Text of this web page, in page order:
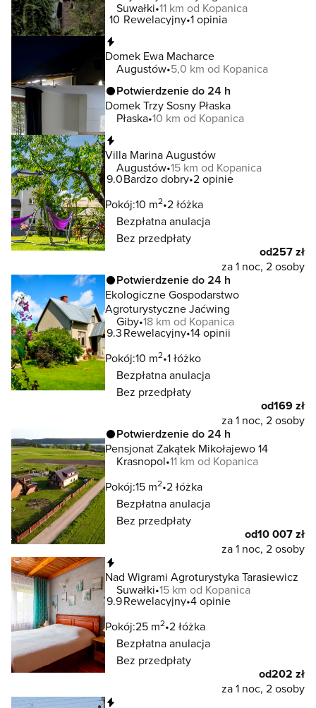
Suwałki 11 km od Kopanica
10 Rewelacyjny 1 opinia
Domek Ewa Macharce
Augustów 5,0 km od Kopanica
Potwierdzenie do 24 h
Domek Trzy Sosny Płaska
Płaska 10 km od Kopanica
Villa Marina Augustów
Augustów 15 km od Kopanica
9.0Bardzo dobry 2 opinie
Pokój:10 m2 2 łóżka
Bezpłatna anulacja
Bez przedpłaty
od257 zł
za 1 noc, 2 osoby
Potwierdzenie do 24 h
Ekologiczne Gospodarstwo
Agroturystyczne Jaćwing
Giby 18 km od Kopanica
9.3Rewelacyjny 14 opinii
Pokój:10 m2 1 łóżko
Bezpłatna anulacja
Bez przedpłaty
od169 zł
za 1 noc, 2 osoby
Potwierdzenie do 24 h
Pensjonat Zakątek Mikołajewo 14
Krasnopol 11 km od Kopanica
Pokój:15 m2 2 łóżka
Bezpłatna anulacja
Bez przedpłaty
od10 007 zł
za 1 noc, 2 osoby
Nad Wigrami Agroturystyka Tarasiewicz
Suwałki 15 km od Kopanica
9.9Rewelacyjny 4 opinie
Pokój:25 m2 2 łóżka
Bezpłatna anulacja
Bez przedpłaty
od202 zł
za 1 noc, 2 osoby